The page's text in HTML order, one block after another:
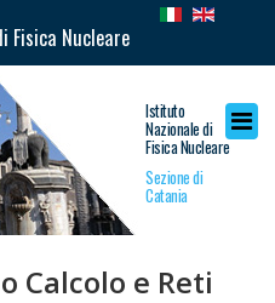
Fisica Nucleare
Istituto
Nazionale di
Fisica Nucleare
Sezione di
Catania
Calcolo e Reti